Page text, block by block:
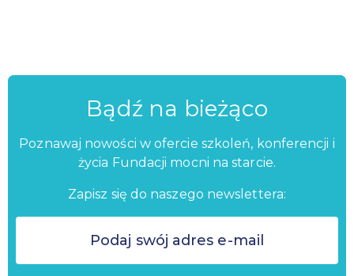
Bądź na bieżąco
Poznawaj nowości w ofercie szkoleń, konferencji i
życia Fundacji mocni na starcie.
Zapisz się do naszego newslettera: